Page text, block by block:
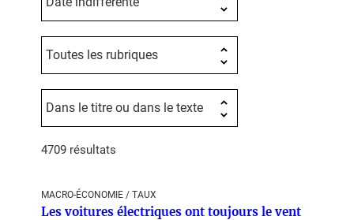
4709 résultats
MACRO-ÉCONOMIE / TAUX
Les voitures électriques ont toujours le vent